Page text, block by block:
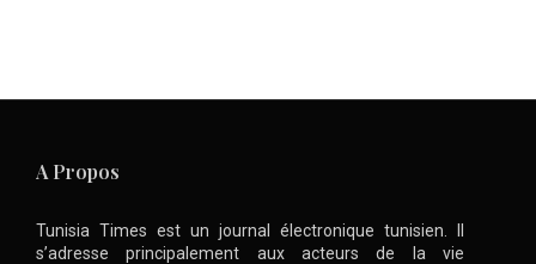
A Propos
Tunisia Times est un journal électronique tunisien. Il
s’adresse principalement aux acteurs de la vie